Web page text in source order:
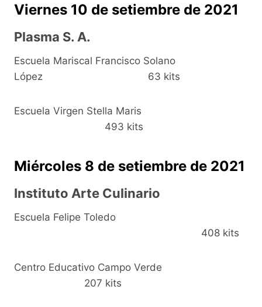
Viernes 10 de setiembre de 2021
Plasma S. A.
Escuela Mariscal Francisco Solano
López 63 kits
Escuela Virgen Stella Maris
493 kits
Miércoles 8 de setiembre de 2021
Instituto Arte Culinario
Escuela Felipe Toledo
408 kits
Centro Educativo Campo Verde
207 kits